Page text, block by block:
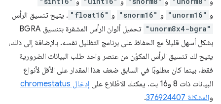
و "unorm16" و "snorm16" و "float16" . يتيح تنسيق الرأس
"unorm8x4-bgra"
تحميل ألوان الرأس المشفرة بتنسيق BGRA
بشكل أسهل قليلاً مع الحفاظ على برنامج التظليل نفسه. بالإضافة إلى ذلك،
يتيح لك تنسيق الرأس المكوّن من عنصر واحد طلب البيانات الضرورية
فقط، بينما كان مطلوبًا في السابق ضعف هذا المقدار على الأقل لأنواع
البيانات ذات 8 و16 بت. يمكنك الاطّلاع على
إدخال chromestatus
والمشكلة 376924407 .